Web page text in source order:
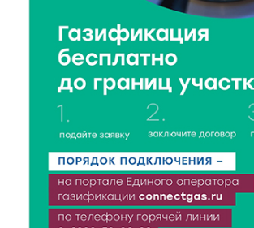
Исследование: ежемесячная смена
кешбэка создает волны спроса
6 Авг 2026 16:28 349
Тверские «Романтики» покорили Витебск
хореографией
6 Авг 2026 16:08 411
Виталий Королев наградил строителей и
анонсировал новые проекты